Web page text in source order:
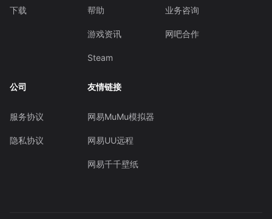
下载 帮助
游戏资讯
Steam
业务咨询
网吧合作
公司
服务协议
隐私协议
友情链接
网易MuMu模拟器
网易UU远程
网易千千壁纸